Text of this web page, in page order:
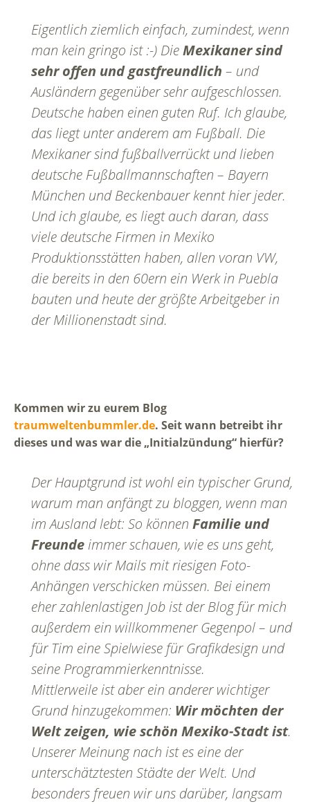
Eigentlich ziemlich einfach, zumindest, wenn
man kein gringo ist :-) DieMexikaner sind
sehr offen und gastfreundlich – und
Ausländern gegenüber sehr aufgeschlossen.
Deutsche haben einen guten Ruf. Ich glaube,
das liegt unter anderem am Fußball. Die
Mexikaner sind fußballverrückt und lieben
deutsche Fußballmannschaften – Bayern
München und Beckenbauer kennt hier jeder.
Und ich glaube, es liegt auch daran, dass
viele deutsche Firmen in Mexiko
Produktionsstätten haben, allen voran VW,
die bereits in den 60ern ein Werk in Puebla
bauten und heute der größte Arbeitgeber in
der Millionenstadt sind.
Kommen wir zu eurem Blog
traumweltenbummler.de. Seit wann betreibt ihr
dieses und was war die „Initialzündung“ hierfür?
Der Hauptgrund ist wohl ein typischer Grund,
warum man anfängt zu bloggen, wenn man
im Ausland lebt: So können Familie und
Freundeimmer schauen, wie es uns geht,
ohne dass wir Mails mit riesigen Foto-
Anhängen verschicken müssen. Bei einem
eher zahlenlastigen Job ist der Blog für mich
außerdem ein willkommener Gegenpol – und
für Tim eine Spielwiese für Grafikdesign und
seine Programmierkenntnisse.
Mittlerweile ist aber ein anderer wichtiger
Grund hinzugekommen: Wir möchten der
Welt zeigen, wie schön Mexiko-Stadt ist.
Unserer Meinung nach ist es eine der
unterschätztesten Städte der Welt. Und
besonders freuen wir uns darüber, langsam